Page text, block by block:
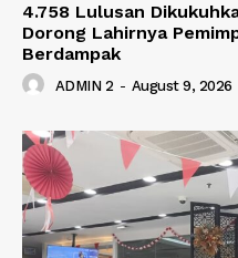
4.758 Lulusan
Dorong Lahirnya
Berdampak
ADMIN 2 - August 9, 2026